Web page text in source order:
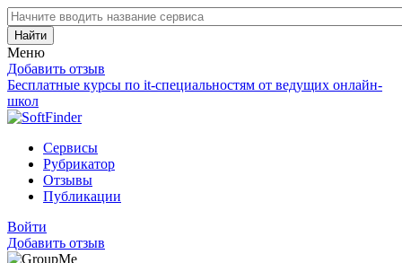
Найти
Меню
Добавить отзыв
Бесплатные курсы по it-специальностям от ведущих онлайн-
школ
Сервисы
Рубрикатор
Отзывы
Публикации
Войти
Добавить отзыв